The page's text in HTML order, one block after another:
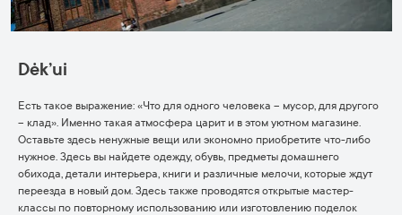
Dėk’ui
Есть такое выражение: «Что для одного человека – мусор, для другого
– клад». Именно такая атмосфера царит и в этом уютном магазине.
Оставьте здесь ненужные вещи или экономно приобретите что-либо
нужное. Здесь вы найдете одежду, обувь, предметы домашнего
обихода, детали интерьера, книги и различные мелочи, которые ждут
переезда в новый дом. Здесь также проводятся открытые мастер-
классы по повторному использованию или изготовлению поделок